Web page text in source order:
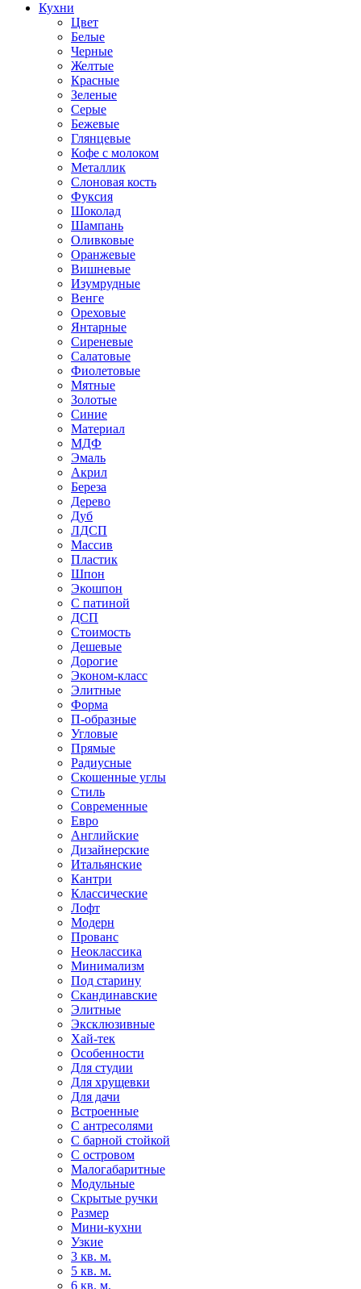
Кухни
Цвет
Белые
Черные
Желтые
Красные
Зеленые
Серые
Бежевые
Глянцевые
Кофе с молоком
Металлик
Слоновая кость
Фуксия
Шоколад
Шампань
Оливковые
Оранжевые
Вишневые
Изумрудные
Венге
Ореховые
Янтарные
Сиреневые
Салатовые
Фиолетовые
Мятные
Золотые
Синие
Материал
МДФ
Эмаль
Акрил
Береза
Дерево
Дуб
ЛДСП
Массив
Пластик
Шпон
Экошпон
С патиной
ДСП
Стоимость
Дешевые
Дорогие
Эконом-класс
Элитные
Форма
П-образные
Угловые
Прямые
Радиусные
Скошенные углы
Стиль
Современные
Евро
Английские
Дизайнерские
Итальянские
Кантри
Классические
Лофт
Модерн
Прованс
Неоклассика
Минимализм
Под старину
Скандинавские
Элитные
Эксклюзивные
Хай-тек
Особенности
Для студии
Для хрущевки
Для дачи
Встроенные
С антресолями
С барной стойкой
С островом
Малогабаритные
Модульные
Скрытые ручки
Размер
Мини-кухни
Узкие
3 кв. м.
5 кв. м.
6 кв. м.